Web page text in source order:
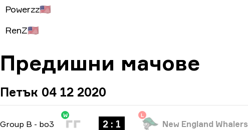
Powerzz🇺🇸
RenZ🇺🇸
Предишни мачове
Петък 04 12 2020
Group B - bo3
W
2 : 1
L
New England Whalers